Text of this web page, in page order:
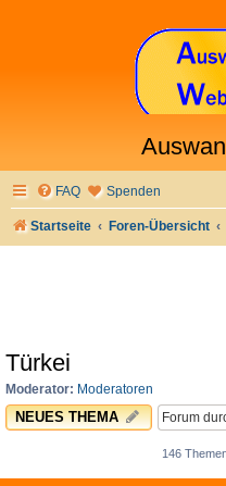
FAQ Spenden
Startseite Foren-Übersicht
Türkei
Moderator: Moderatoren
NEUES THEMA
146